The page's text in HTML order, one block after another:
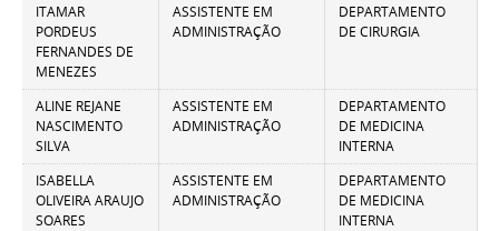
ITAMAR
PORDEUS
FERNANDES DE
MENEZES
ASSISTENTE EM
ADMINISTRAÇÃO
DEPARTAMENTO
DE CIRURGIA
ALINE REJANE
NASCIMENTO
SILVA
ASSISTENTE EM
ADMINISTRAÇÃO
DEPARTAMENTO
DE MEDICINA
INTERNA
ISABELLA
OLIVEIRA ARAUJO
SOARES
ASSISTENTE EM
ADMINISTRAÇÃO
DEPARTAMENTO
DE MEDICINA
INTERNA